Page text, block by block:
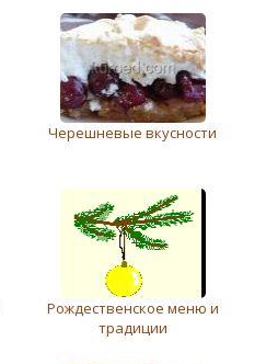
Черешневые вкусности
Рождественское меню и
традиции